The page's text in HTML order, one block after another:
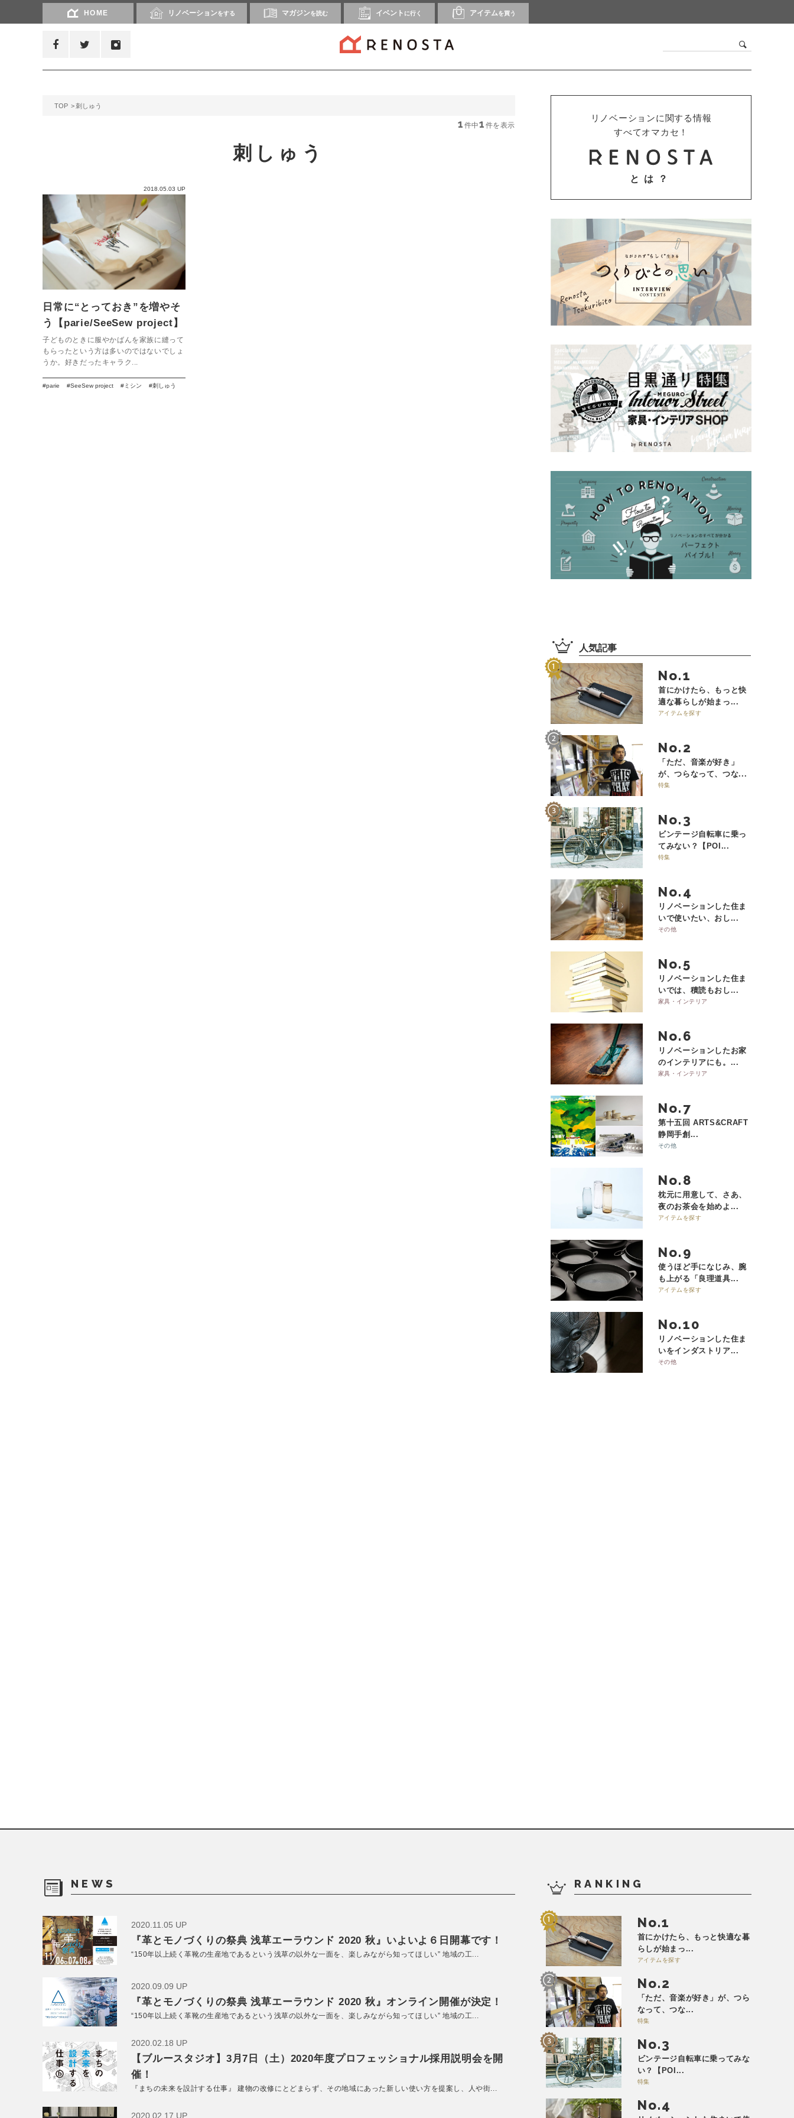
HOME リノベーションをする マガジンを読む イベント に行く アイテムを買う
TOP 刺しゅう
1 件中1 件を表示
刺しゅう
2018.05.03 UP
日常に“とっておき”を増やそ
う【parie/SeeSew project】
子どものときに服やかばんを家族に縫って
もらったという方は多いのではないでしょ
うか。好きだったキャラク...
parie SeeSew project ミシン 刺しゅう
リノベーションに関する情報
すべてオマカセ！
とは？
人気記事
No.
首にかけたら、もっと快
適な暮らしが始まっ...
アイテムを探す
No.
「ただ、音楽が好き」
が、つらなって、つな...
特集
No.
ビンテージ自転車に乗っ
てみない？【POI...
特集
No.
リノベーションした住ま
いで使いたい、おし...
その他
No.
リノベーションした住ま
いでは、積読もおし...
家具・インテリア
No.
リノベーションしたお家
のインテリアにも。...
家具・インテリア
No.
第十五回 ARTS&CRAFT
静岡手創...
その他
No.
枕元に用意して、さあ、
夜のお茶会を始めよ...
アイテムを探す
No.
使うほど手になじみ、腕
も上がる「良理道具...
アイテムを探す
No.
リノベーションした住ま
いをインダストリア...
その他
NEWS
2020.11.05 UP
『革とモノづくりの祭典 浅草エーラウンド 2020 秋』いよいよ６日開幕です！
“150年以上続く革靴の生産地であるという浅草の以外な一面を、楽しみながら知ってほしい” 地域の工...
2020.09.09 UP
『革とモノづくりの祭典 浅草エーラウンド 2020 秋』オンライン開催が決定！
“150年以上続く革靴の生産地であるという浅草の以外な一面を、楽しみながら知ってほしい” 地域の工...
2020.02.18 UP
【ブルースタジオ】3月7日（土）2020年度プロフェッショナル採用説明会を開
催！
『まちの未来を設計する仕事』 建物の改修にとどまらず、その地域にあった新しい使い方を提案し、人や街...
2020.02.17 UP
RANKING
No.
首にかけたら、もっと快適な暮
らしが始まっ...
アイテムを探す
No.
「ただ、音楽が好き」が、つら
なって、つな...
特集
No.
ビンテージ自転車に乗ってみな
い？【POI...
特集
No.